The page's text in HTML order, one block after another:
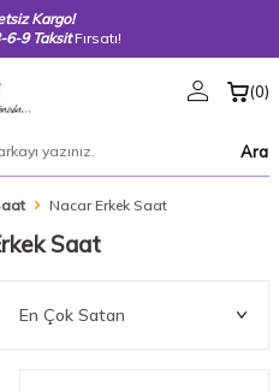
Kargo!
6-9 TaksitFırsatı!
Ara
(0)
Nacar Erkek Saat
Saat